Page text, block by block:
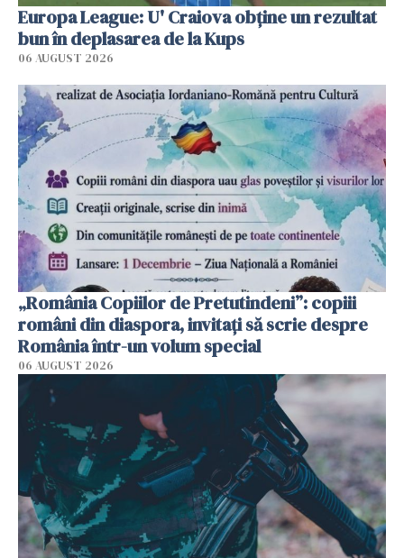
Europa League: U' Craiova obține un rezultat
bun în deplasarea de la Kups
06 AUGUST 2026
„România Copiilor de Pretutindeni”: copiii
români din diaspora, invitați să scrie despre
România într-un volum special
06 AUGUST 2026